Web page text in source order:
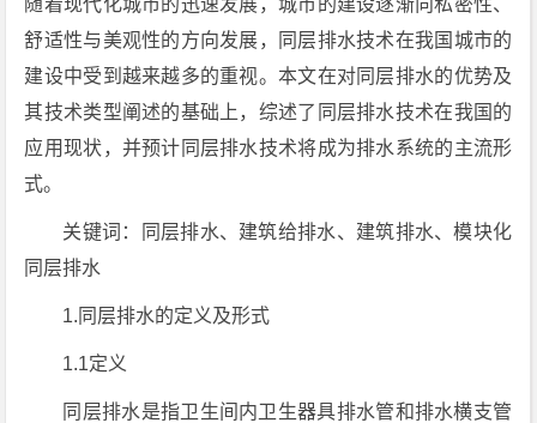
随着现代化城市的迅速发展，城市的建设逐渐向私密性、
舒适性与美观性的方向发展，同层排水技术在我国城市的
建设中受到越来越多的重视。本文在对同层排水的优势及
其技术类型阐述的基础上，综述了同层排水技术在我国的
应用现状，并预计同层排水技术将成为排水系统的主流形
式。
关键词：同层排水、建筑给排水、建筑排水、模块化
同层排水
1.同层排水的定义及形式
1.1定义
同层排水是指卫生间内卫生器具排水管和排水横支管